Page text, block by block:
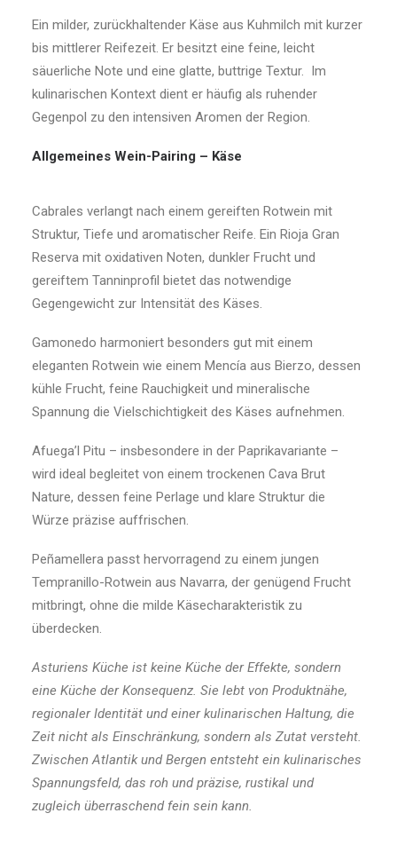
Ein milder, zurückhaltender Käse aus Kuhmilch mit kurzer
bis mittlerer Reifezeit. Er besitzt eine feine, leicht
säuerliche Note und eine glatte, buttrige Textur. Im
kulinarischen Kontext dient er häufig als ruhender
Gegenpol zu den intensiven Aromen der Region.
Allgemeines Wein-Pairing – Käse
Cabrales verlangt nach einem gereiften Rotwein mit
Struktur, Tiefe und aromatischer Reife. Ein Rioja Gran
Reserva mit oxidativen Noten, dunkler Frucht und
gereiftem Tanninprofil bietet das notwendige
Gegengewicht zur Intensität des Käses.
Gamonedo harmoniert besonders gut mit einem
eleganten Rotwein wie einem Mencía aus Bierzo, dessen
kühle Frucht, feine Rauchigkeit und mineralische
Spannung die Vielschichtigkeit des Käses aufnehmen.
Afuega’l Pitu – insbesondere in der Paprikavariante –
wird ideal begleitet von einem trockenen Cava Brut
Nature, dessen feine Perlage und klare Struktur die
Würze präzise auffrischen.
Peñamellera passt hervorragend zu einem jungen
Tempranillo-Rotwein aus Navarra, der genügend Frucht
mitbringt, ohne die milde Käsecharakteristik zu
überdecken.
Asturiens Küche ist keine Küche der Effekte, sondern
eine Küche der Konsequenz. Sie lebt von Produktnähe,
regionaler Identität und einer kulinarischen Haltung, die
Zeit nicht als Einschränkung, sondern als Zutat versteht.
Zwischen Atlantik und Bergen entsteht ein kulinarisches
Spannungsfeld, das roh und präzise, rustikal und
zugleich überraschend fein sein kann.